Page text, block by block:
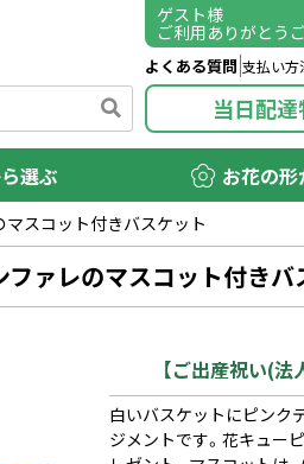
ゲスト様
ご利用ありがとう
よくある質問 支払い方
当日配
選ぶ お花の
マスコット付きバスケット
ファレのマスコット付きバ
【ご出産祝い(
白いバスケットにピンク
ジメントです。花キュー